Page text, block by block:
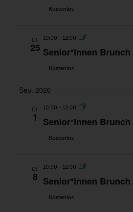
Kostenlos
DI.
25
10:00 - 12:00
Senior*innen Brunch
Kostenlos
Sep. 2026
DI.
1
10:00 - 12:00
Senior*innen Brunch
Kostenlos
DI.
8
10:00 - 12:00
Senior*innen Brunch
Kostenlos